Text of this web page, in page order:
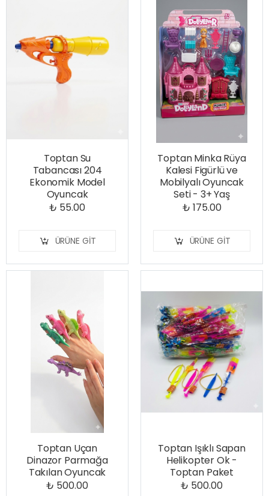
Toptan Su
Tabancası 204
Ekonomik Model
Oyuncak
₺ 55.00
ÜRÜNE GIT
Toptan Minka Rüya
Kalesi Figürlü ve
Mobilyalı Oyuncak
Seti - 3+ Yaş
₺ 175.00
ÜRÜNE GIT
Toptan Uçan
Dinazor Parmağa
Takılan Oyuncak
₺ 500.00
Toptan Işıklı Sapan
Helikopter Ok -
Toptan Paket
₺ 500.00